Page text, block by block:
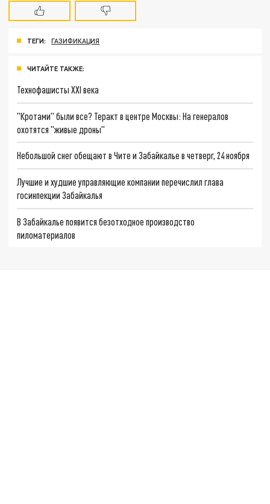
ТЕГИ: ГАЗИФИКАЦИЯ
ЧИТАЙТЕ ТАКЖЕ:
Технофашисты XXI века
"Кротами" были все? Теракт в центре Москвы: На генералов
охотятся "живые дроны"
Небольшой снег обещают в Чите и Забайкалье в четверг, 24 ноября
Лучшие и худшие управляющие компании перечислил глава
госинпекции Забайкалья
В Забайкалье появится безотходное производство
пиломатериалов